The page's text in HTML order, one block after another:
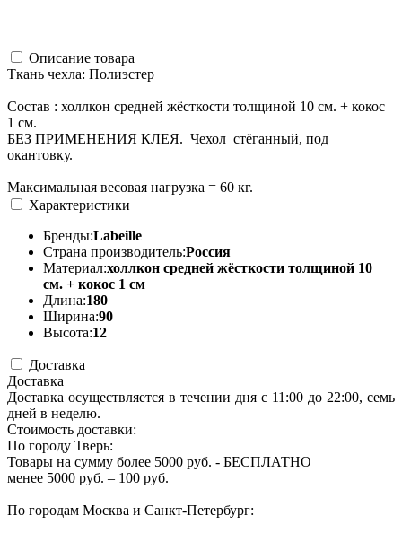
Описание товара
Ткань чехла: Полиэстер
Состав : холлкон средней жёсткости толщиной 10 см. + кокос
1 см.
БЕЗ ПРИМЕНЕНИЯ КЛЕЯ. Чехол стёганный, под
окантовку.
Максимальная весовая нагрузка = 60 кг.
Характеристики
Бренды:Labeille
Страна производитель:Россия
Материал:холлкон средней жёсткости толщиной 10
см. + кокос 1 см
Длина:180
Ширина:90
Высота:12
Доставка
Доставка
Доставка осуществляется в течении дня с 11:00 до 22:00, семь
дней в неделю.
Стоимость доставки:
По городу Тверь:
Товары на сумму более 5000 руб. - БЕСПЛАТНО
менее 5000 руб. – 100 руб.
По городам Москва и Санкт-Петербург: